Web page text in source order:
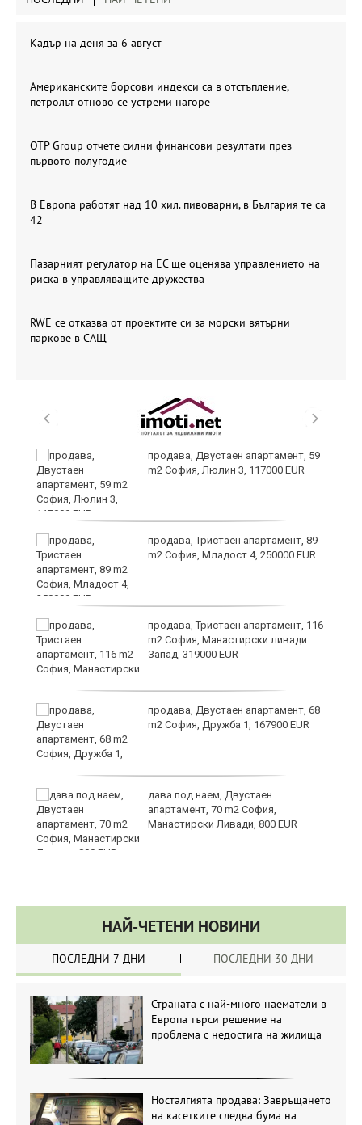
Кадър на деня за 6 август
Американските борсови индекси са в отстъпление,
петролът отново се устреми нагоре
OTP Group отчете силни финансови резултати през
първото полугодие
В Европа работят над 10 хил. пивоварни, в България те са
42
Пазарният регулатор на ЕС ще оценява управлението на
риска в управляващите дружества
RWE се отказва от проектите си за морски вятърни
паркове в САЩ
продава, Двустаен апартамент, 59
m2 София, Люлин 3, 117000 EUR
продава, Тристаен апартамент, 89
m2 София, Младост 4, 250000 EUR
продава, Тристаен апартамент, 116
m2 София, Манастирски ливади
Запад, 319000 EUR
продава, Двустаен апартамент, 68
m2 София, Дружба 1, 167900 EUR
дава под наем, Двустаен
апартамент, 70 m2 София,
Манастирски Ливади, 800 EUR
НАЙ-ЧЕТЕНИ НОВИНИ
ПОСЛЕДНИ 7 ДНИ ПОСЛЕДНИ 30 ДНИ
Страната с най-много наематели в
Европа търси решение на
проблема с недостига на жилища
Носталгията продава: Завръщането
на касетките следва бума на